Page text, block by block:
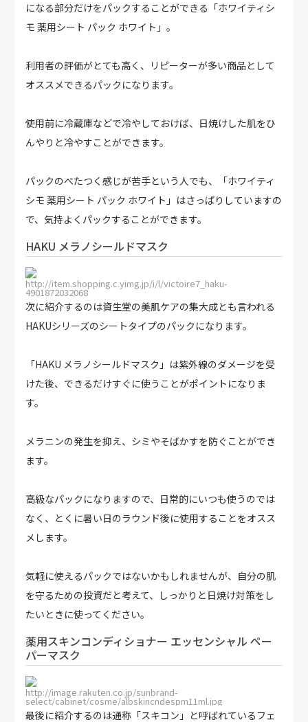
になる部分だけをパックすることができる「ホワイティシ
モ 薬用シート パック ホワイト」。
利用者の評価がとても高く、リピーターが多い商品として
オススメできるパックになります。
使用前に冷蔵庫などで冷やしておけば、日焼けした肌をひ
んやりと冷やすことができます。
パックのべたつく感じが苦手という人でも、「ホワイティ
シモ 薬用シート パック ホワイト」はさっぱりしていますの
で、気持よくパックすることができます。
HAKU メラノシールドマスク
http://item.shopping.c.yimg.jp/i/l/victoire7_haku-
4901872032068
次に紹介するのは資生堂の美肌ケアの集大成とも言われる
HAKUシリーズのシートタイプのパックになります。
「HAKU メラノシールドマスク」は紫外線のダメージを受
けた後、できるだけすぐに使うことがポイントになりま
す。
メラニンの発生を抑え、シミやそばかすを防ぐことができ
ます。
高級なパックになりますので、日常的にいつも使うのでは
なく、とくに暑い日のラウンド後に使用することをオスス
メします。
気軽に使えるパックではないかもしれませんが、自分の肌
を守るための投資だと考えて、しっかりと日焼け対策をし
たいときに使ってください。
薬用スキンコンディショナー エッセンシャル ペー
パーマスク
http://image.rakuten.co.jp/sunbrand-
select/cabinet/cosme/albskincndespm11ml.jpg
最後に紹介するのは通称「スキコン」と呼ばれているフェ